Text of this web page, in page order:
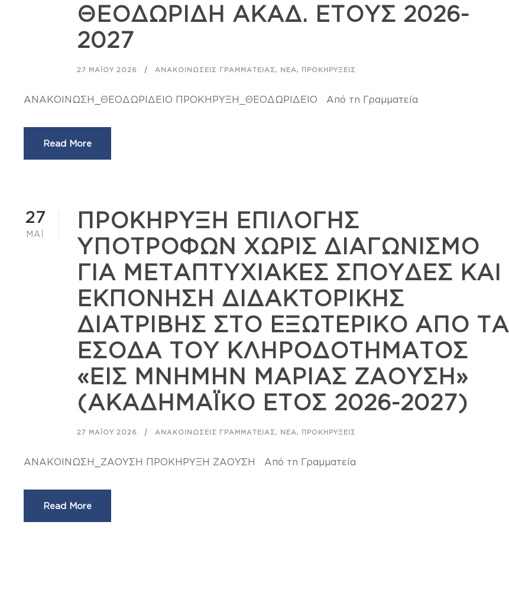
ΘΕΟΔΩΡΙΔΗ ΑΚΑΔ. ΕΤΟΥΣ 2026-
2027
27 ΜΑΪ́ΟΥ 2026 ΑΝΑΚΟΙΝΏΣΕΙΣ ΓΡΑΜΜΑΤΕΊΑΣ, ΝΈΑ, ΠΡΟΚΗΡΎΞΕΙΣ
ΑΝΑΚΟΙΝΩΣΗ_ΘΕΟΔΩΡΙΔΕΙΟ ΠΡΟΚΗΡΥΞΗ_ΘΕΟΔΩΡΙΔΕΙΟ Από τη Γραμματεία
Read More
27
ΜΆΙ
ΠΡΟΚΗΡΥΞΗ ΕΠΙΛΟΓΗΣ
ΥΠΟΤΡΟΦΩΝ ΧΩΡΙΣ ΔΙΑΓΩΝΙΣΜΟ
ΓΙΑ ΜΕΤΑΠΤΥΧΙΑΚΕΣ ΣΠΟΥΔΕΣ ΚΑΙ
ΕΚΠΟΝΗΣΗ ΔΙΔΑΚΤΟΡΙΚΗΣ
ΔΙΑΤΡΙΒΗΣ ΣΤΟ ΕΞΩΤΕΡΙΚΟ ΑΠΟ ΤΑ
ΕΣΟΔΑ ΤΟΥ ΚΛΗΡΟΔΟΤΗΜΑΤΟΣ
«ΕΙΣ ΜΝΗΜΗΝ ΜΑΡΙΑΣ ΖΑΟΥΣΗ»
(ΑΚΑΔΗΜΑΪΚΟ ΕΤΟΣ 2026-2027)
27 ΜΑΪ́ΟΥ 2026 ΑΝΑΚΟΙΝΏΣΕΙΣ ΓΡΑΜΜΑΤΕΊΑΣ, ΝΈΑ, ΠΡΟΚΗΡΎΞΕΙΣ
ΑΝΑΚΟΙΝΩΣΗ_ΖΑΟΥΣΗ ΠΡΟΚΗΡΥΞΗ ΖΑΟΥΣΗ Από τη Γραμματεία
Read More